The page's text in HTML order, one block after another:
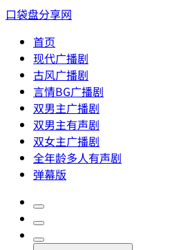
口袋盘分享网
首页
现代广播剧
古风广播剧
言情BG广播剧
双男主广播剧
双男主有声剧
双女主广播剧
全年龄多人有声剧
弹幕版